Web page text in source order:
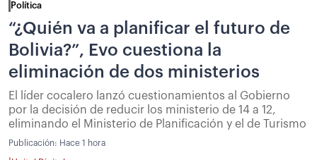
Política
“¿Quién va a planificar el futuro de
Bolivia?”, Evo cuestiona la
eliminación de dos ministerios
El líder cocalero lanzó cuestionamientos al Gobierno
por la decisión de reducir los ministerio de 14 a 12,
eliminando el Ministerio de Planificación y el de Turismo
Publicación: Hace 1 hora